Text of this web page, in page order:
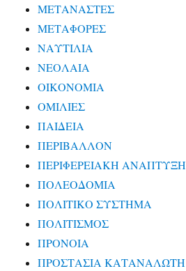
ΜΕΤΑΝΑΣΤΕΣ
ΜΕΤΑΦΟΡΕΣ
ΝΑΥΤΙΛΙΑ
ΝΕΟΛΑΙΑ
ΟΙΚΟΝΟΜΙΑ
ΟΜΙΛΙΕΣ
ΠΑΙΔΕΙΑ
ΠΕΡΙΒΑΛΛΟΝ
ΠΕΡΙΦΕΡΕΙΑΚΗ ΑΝΑΠΤΥΞΗ
ΠΟΛΕΟΔΟΜΙΑ
ΠΟΛΙΤΙΚΟ ΣΥΣΤΗΜΑ
ΠΟΛΙΤΙΣΜΟΣ
ΠΡΟΝΟΙΑ
ΠΡΟΣΤΑΣΙΑ ΚΑΤΑΝΑΛΩΤΗ